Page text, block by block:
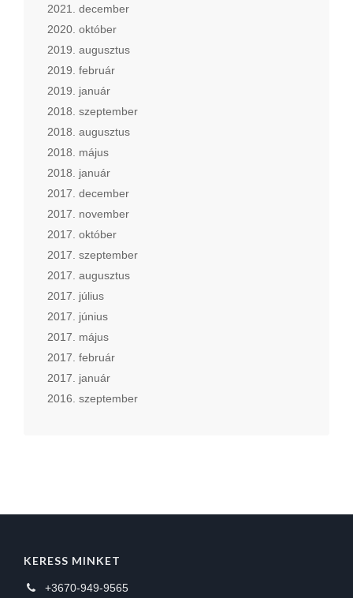
2021. december
2020. október
2019. augusztus
2019. február
2019. január
2018. szeptember
2018. augusztus
2018. május
2018. január
2017. december
2017. november
2017. október
2017. szeptember
2017. augusztus
2017. július
2017. június
2017. május
2017. február
2017. január
2016. szeptember
KERESS MINKET
+3670-949-9565